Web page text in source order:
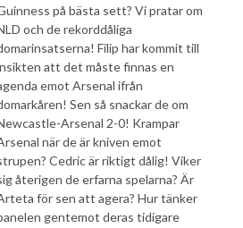
på bästa sett? Vi pratar om
och de rekorddåliga
Filip har kommit till
att det måste finnas en
emot Arsenal ifrån
Sen så snackar de om
Arsenal 2-0! Krampar
när de är kniven emot
Cedric är riktigt dålig! Viker
återigen de erfarna spelarna? Är
för sen att agera? Hur tänker
gentemot deras tidigare